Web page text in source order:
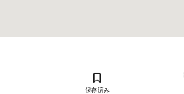
保存済み